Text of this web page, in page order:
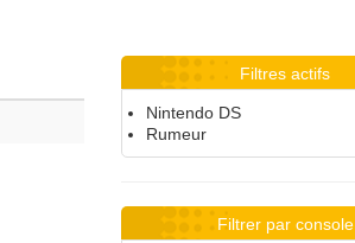
Filtres actifs
Nintendo DS
Rumeur
Filtrer par console